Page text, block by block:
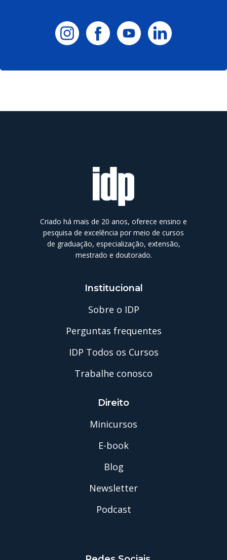
Criado há mais de 20 anos, oferece ensino e
pesquisa de excelência por meio de cursos
de graduação, especialização, extensão,
mestrado e doutorado.
Institucional
Sobre o IDP
Perguntas frequentes
IDP Todos os Cursos
Trabalhe conosco
Direito
Minicursos
E-book
Blog
Newsletter
Podcast